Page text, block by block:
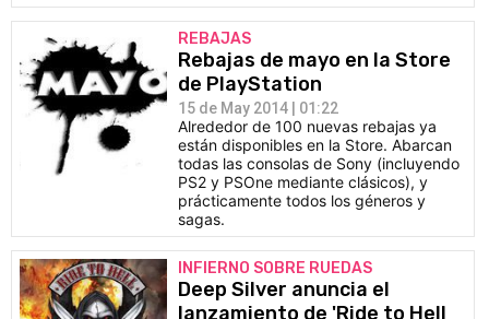
REBAJAS
Rebajas de mayo en la Store
de PlayStation
15 de May 2014 | 01:22
Alrededor de 100 nuevas rebajas ya
están disponibles en la Store. Abarcan
todas las consolas de Sony (incluyendo
PS2 y PSOne mediante clásicos), y
prácticamente todos los géneros y
sagas.
INFIERNO SOBRE RUEDAS
Deep Silver anuncia el
lanzamiento de 'Ride to Hell